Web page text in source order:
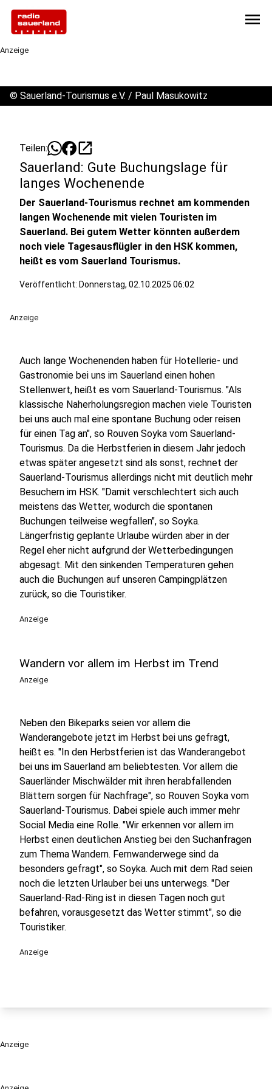
menu
Anzeige
© Sauerland-Tourismus e.V. / Paul Masukowitz
Teilen: open_in_new
Sauerland: Gute Buchungslage für
langes Wochenende
Der Sauerland-Tourismus rechnet am kommenden
langen Wochenende mit vielen Touristen im
Sauerland. Bei gutem Wetter könnten außerdem
noch viele Tagesausflügler in den HSK kommen,
heißt es vom Sauerland Tourismus.
Veröffentlicht: Donnerstag, 02.10.2025 06:02
Anzeige
Auch lange Wochenenden haben für Hotellerie- und
Gastronomie bei uns im Sauerland einen hohen
Stellenwert, heißt es vom Sauerland-Tourismus. "Als
klassische Naherholungsregion machen viele Touristen
bei uns auch mal eine spontane Buchung oder reisen
für einen Tag an", so Rouven Soyka vom Sauerland-
Tourismus. Da die Herbstferien in diesem Jahr jedoch
etwas später angesetzt sind als sonst, rechnet der
Sauerland-Tourismus allerdings nicht mit deutlich mehr
Besuchern im HSK. "Damit verschlechtert sich auch
meistens das Wetter, wodurch die spontanen
Buchungen teilweise wegfallen", so Soyka.
Längerfristig geplante Urlaube würden aber in der
Regel eher nicht aufgrund der Wetterbedingungen
abgesagt. Mit den sinkenden Temperaturen gehen
auch die Buchungen auf unseren Campingplätzen
zurück, so die Touristiker.
Anzeige
Wandern vor allem im Herbst im Trend
Anzeige
Neben den Bikeparks seien vor allem die
Wanderangebote jetzt im Herbst bei uns gefragt,
heißt es. "In den Herbstferien ist das Wanderangebot
bei uns im Sauerland am beliebtesten. Vor allem die
Sauerländer Mischwälder mit ihren herabfallenden
Blättern sorgen für Nachfrage", so Rouven Soyka vom
Sauerland-Tourismus. Dabei spiele auch immer mehr
Social Media eine Rolle. "Wir erkennen vor allem im
Herbst einen deutlichen Anstieg bei den Suchanfragen
zum Thema Wandern. Fernwanderwege sind da
besonders gefragt", so Soyka. Auch mit dem Rad seien
noch die letzten Urlauber bei uns unterwegs. "Der
Sauerland-Rad-Ring ist in diesen Tagen noch gut
befahren, vorausgesetzt das Wetter stimmt", so die
Touristiker.
Anzeige
Anzeige